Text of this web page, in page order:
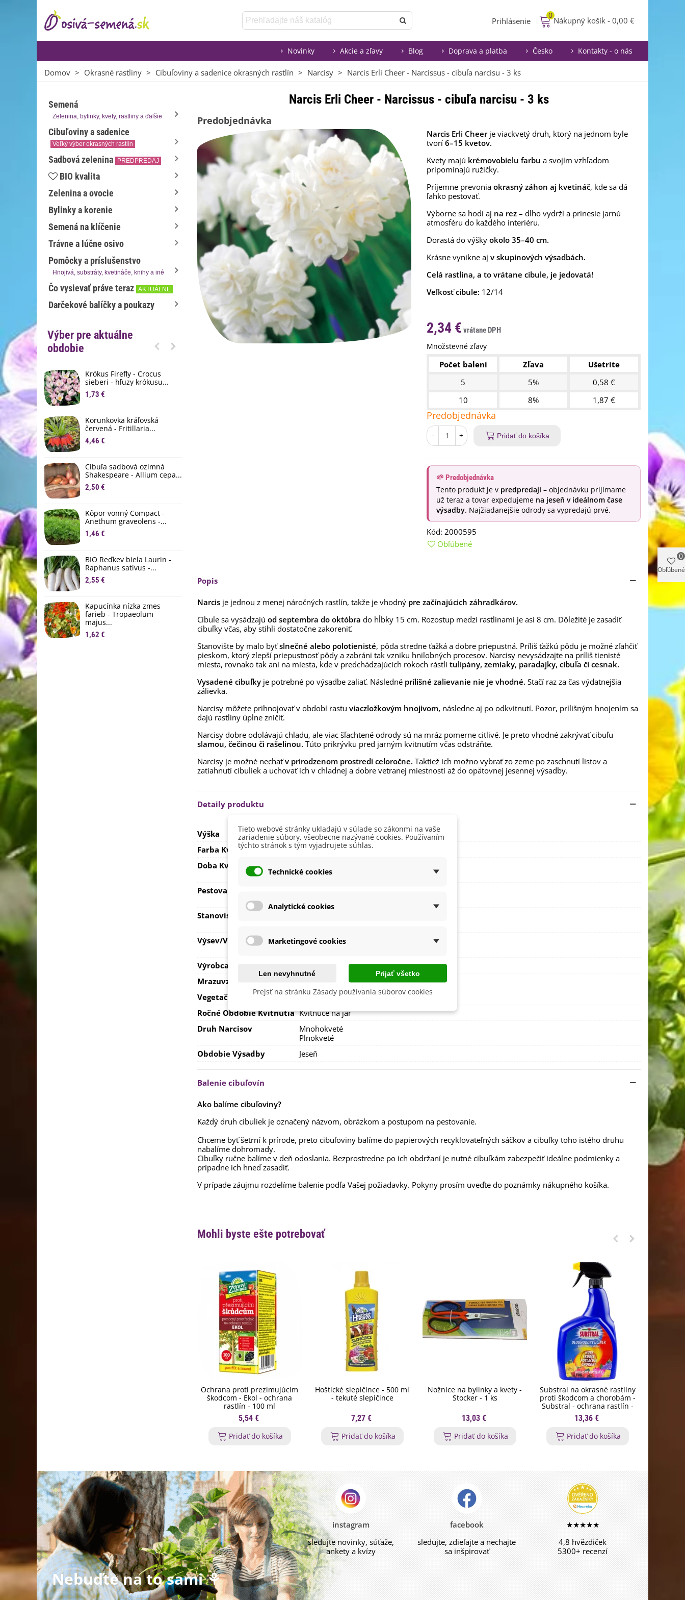
Prihlásenie
0
Nákupný košík - 0,00 €
Novinky Akcie a zľavy Blog Doprava a platba Česko Kontakty - o nás
Domov > Okrasné rastliny > Cibuľoviny a sadenice okrasných rastlín > Narcisy > Narcis Erli Cheer - Narcissus - cibuľa narcisu - 3 ks
Semená
Zelenina, bylinky, kvety, rastliny a ďalšie
Cibuľoviny a sadenice
Veľký výber okrasných rastlín
Sadbová zelenina PREDPREDAJ
BIO kvalita
Zelenina a ovocie
Bylinky a korenie
Semená na klíčenie
Trávne a lúčne osivo
Pomôcky a príslušenstvo
Hnojivá, substráty, kvetináče, knihy a iné
Čo vysievať práve teraz AKTUÁLNE
Darčekové balíčky a poukazy
Výber pre aktuálne
obdobie
Krókus Firefly - Crocus
sieberi - hľuzy krókusu...
1,73 €
Korunkovka kráľovská
červená - Fritillaria...
4,46 €
Cibuľa sadbová ozimná
Shakespeare - Allium cepa...
2,50 €
Kôpor vonný Compact -
Anethum graveolens -...
1,46 €
BIO Reďkev biela Laurin -
Raphanus sativus -...
2,55 €
Kapucínka nízka zmes
farieb - Tropaeolum
majus...
1,62 €
Narcis Erli Cheer - Narcissus - cibuľa narcisu - 3 ks
Predobjednávka
Narcis Erli Cheerje viackvetý druh, ktorý na jednom byle
tvorí 6–15 kvetov.
Kvety majú krémovobielu farbu a svojím vzhľadom
pripomínajú ružičky.
Príjemne prevonia okrasný záhon aj kvetináč, kde sa dá
ľahko pestovať.
Výborne sa hodí aj na rez – dlho vydrží a prinesie jarnú
atmosféru do každého interiéru.
Dorastá do výšky okolo 35–40 cm.
Krásne vynikne aj v skupinových výsadbách.
Celá rastlina, a to vrátane cibule, je jedovatá!
Veľkosť cibule: 12/14
2,34 €
Množstevné zľavy
Počet balení Zľava
Ušetríte
5
5%
0,58 €
10
8% 1,87 €
Predobjednávka
- + Pridať do košíka
🌱 Predobjednávka
Tento produkt je v predpredaji – objednávku prijímame
už teraz a tovar expedujeme na jeseň v ideálnom čase
výsadby. Najžiadanejšie odrody sa vypredajú prvé.
Kód: 2000595
Obľúbené
Popis
Narcis je jednou z menej náročných rastlín, takže je vhodný pre začínajúcich záhradkárov.
Cibule sa vysádzajú od septembra do októbra do hĺbky 15 cm. Rozostup medzi rastlinami je asi 8 cm. Dôležité je zasadiť
cibuľky včas, aby stihli dostatočne zakoreniť.
Stanovište by malo byťslnečné alebo polotienisté, pôda stredne ťažká a dobre priepustná. Príliš ťažkú ​​pôdu je možné zľahčiť
pieskom, ktorý zlepší priepustnosť pôdy a zabráni tak vzniku hnilobných procesov. Narcisy nevysádzajte na príliš tienisté
miesta, rovnako tak ani na miesta, kde v predchádzajúcich rokoch rástli tulipány, zemiaky, paradajky, cibuľa či cesnak.
Vysadené cibuľky je potrebné po výsadbe zaliať. Následné prílišné zalievanie nie je vhodné. Stačí raz za čas výdatnejšia
zálievka.
Narcisy môžete prihnojovať v období rastu viaczložkovým hnojivom, následne aj po odkvitnutí. Pozor, prílišným hnojením sa
dajú rastliny úplne zničiť.
Narcisy dobre odolávajú chladu, ale viac šľachtené odrody sú na mráz pomerne citlivé. Je preto vhodné zakrývať cibuľu
slamou, čečinou či rašelinou. Túto prikrývku pred jarným kvitnutím včas odstráňte.
Narcisy je možné nechaťv prirodzenom prostredí celoročne. Taktiež ich možno vybrať zo zeme po zaschnutí listov a
zatiahnutí cibuliek a uchovať ich v chladnej a dobre vetranej miestnosti až do opätovnej jesennej výsadby.
Detaily produktu
Výška
20 - 40 cm
Farba Kvetu
Biela
Doba Kvitnutia
Máj
Pestovanie
Stanovisko
Výsev/výsadba
Október
Výrobca
SemenaOnline
Mrazuvzdornosť
Vegetačné Obdobie
Trvalky
Ročné Obdobie Kvitnutia Kvitnúce na jar
Druh Narcisov
Mnohokveté
Plnokveté
Obdobie Výsadby
Jeseň
Balenie cibuľovín
Ako balíme cibuľoviny?
Každý druh cibuliek je označený názvom, obrázkom a postupom na pestovanie.
Chceme byť šetrní k prírode, preto cibuľoviny balíme do papierových recyklovateľných sáčkov a cibuľky toho istého druhu
nabalíme dohromady.
Cibuľky ručne balíme v deň odoslania. Bezprostredne po ich obdržaní je nutné cibuľkám zabezpečiť ideálne podmienky a
prípadne ich hneď zasadiť.
V prípade záujmu rozdelíme balenie podľa Vašej požiadavky. Pokyny prosím uveďte do poznámky nákupného košíka.
Mohli byste ešte potrebovať
Ochrana proti prezimujúcim
škodcom - Ekol - ochrana
rastlín - 100 ml
5,54 €
Pridať do košíka
Hoštické slepičince - 500 ml
- tekuté slepičince
7,27 €
Pridať do košíka
Nožnice na bylinky a kvety -
Stocker - 1 ks
13,03 €
Pridať do košíka
Substral na okrasné rastliny
proti škodcom a chorobám -
Substral - ochrana rastlín -
800 ml
13,36 €
Pridať do košíka
Nebuďte na to sami ⚘
instagram
sledujte novinky, súťaže,
ankety a kvízy
facebook
sledujte, zdieľajte a nechajte
sa inšpirovať
★★★★★
4,8 hvězdiček
5300+ recenzí
Obľúbené
0
Tieto webové stránky ukladajú v súlade so zákonmi na vaše
zariadenie súbory, všeobecne nazývané cookies. Používaním
týchto stránok s tým vyjadrujete súhlas.
Technické cookies
Analytické cookies
Marketingové cookies
Len nevyhnutné Prijať všetko
Prejsť na stránku Zásady používania súborov cookies